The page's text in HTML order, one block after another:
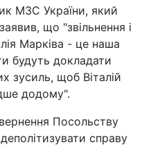
МЗС України, який
що "звільнення і
Марківа - це наша
будуть докладати
зусиль, щоб Віталій
додому".
Посольству
справу